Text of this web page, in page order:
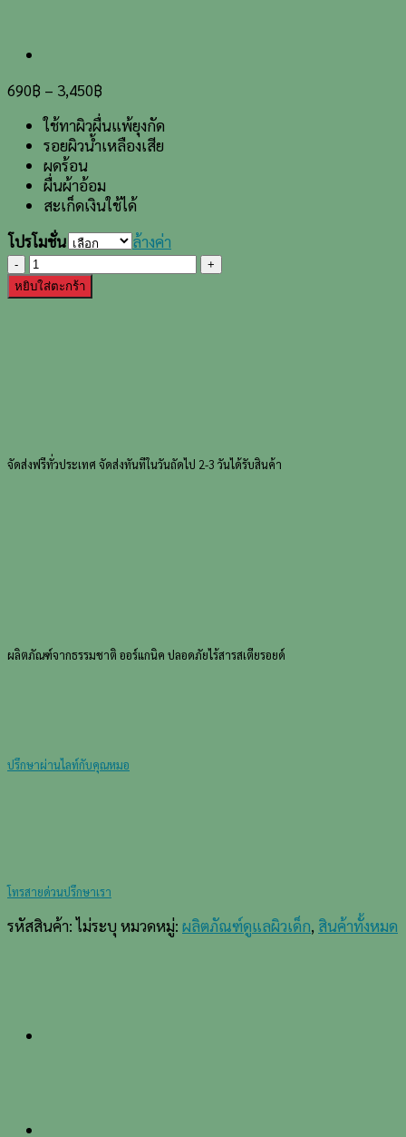
690฿ – 3,450฿
ใช้ทาผิวผื่นแพ้ยุงกัด
รอยผิวน้ำเหลืองเสีย
ผดร้อน
ผื่นผ้าอ้อม
สะเก็ดเงินใช้ได้
โปรโมชั่น
ล้างค่า
จำนวน
บาล์
มลิต
Kid
หยิบใส่ตะกร้า
จัดส่งฟรีทั่วประเทศ จัดส่งทันทีในวันถัดไป 2-3 วันได้รับสินค้า
ผลิตภัณฑ์จากธรรมชาติ ออร์แกนิค ปลอดภัยไร้สารสเตียรอยด์
ปรึกษาผ่านไลท์กับคุณหมอ
โทรสายด่วนปรึกษาเรา
รหัสสินค้า:ไม่ระบุ หมวดหมู่: ผลิตภัณฑ์ดูแลผิวเด็ก, สินค้าทั้งหมด